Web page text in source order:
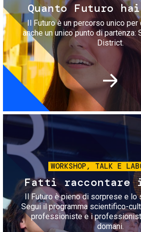
Quanto Futuro
Il Futuro è un percorso unico per
anche un unico punto di partenza:
District.
WORKSHOP, TALK E
Fatti raccontare
Il Futuro è pieno di sorprese e lo
Segui il programma scientifico-
professioniste e i
domani.